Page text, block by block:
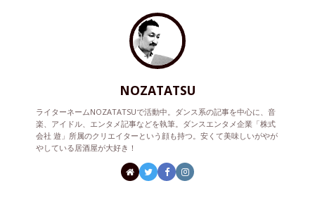
NOZATATSU
ライターネームNOZATATSUで活動中。ダンス系の記事を中心に、音
楽、アイドル、エンタメ記事などを執筆。ダンスエンタメ企業「株式
会社 遊」所属のクリエイターという顔も持つ。安くて美味しいがやが
やしている居酒屋が大好き！